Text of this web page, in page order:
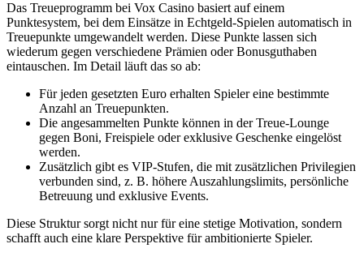
Das Treueprogramm bei Vox Casino basiert auf einem
Punktesystem, bei dem Einsätze in Echtgeld-Spielen automatisch in
Treuepunkte umgewandelt werden. Diese Punkte lassen sich
wiederum gegen verschiedene Prämien oder Bonusguthaben
eintauschen. Im Detail läuft das so ab:
Für jeden gesetzten Euro erhalten Spieler eine bestimmte
Anzahl an Treuepunkten.
Die angesammelten Punkte können in der Treue-Lounge
gegen Boni, Freispiele oder exklusive Geschenke eingelöst
werden.
Zusätzlich gibt es VIP-Stufen, die mit zusätzlichen Privilegien
verbunden sind, z. B. höhere Auszahlungslimits, persönliche
Betreuung und exklusive Events.
Diese Struktur sorgt nicht nur für eine stetige Motivation, sondern
schafft auch eine klare Perspektive für ambitionierte Spieler.